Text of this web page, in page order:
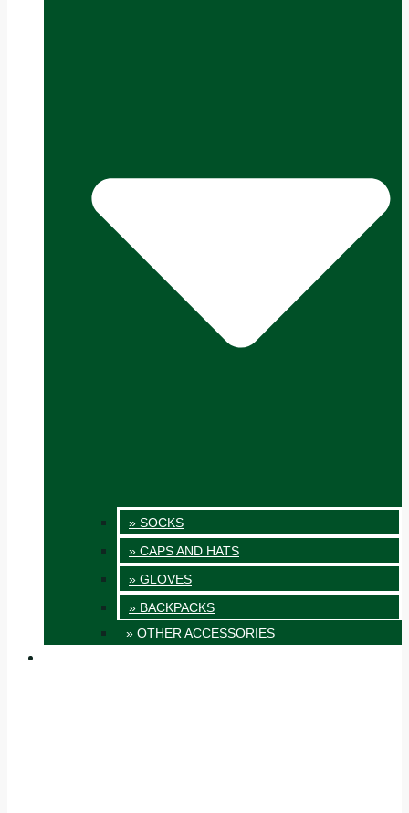
» SOCKS
» CAPS AND HATS
» GLOVES
» BACKPACKS
» OTHER ACCESSORIES